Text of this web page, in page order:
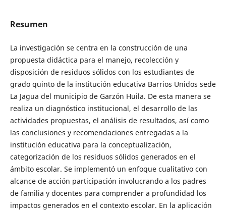
Resumen
La investigación se centra en la construcción de una
propuesta didáctica para el manejo, recolección y
disposición de residuos sólidos con los estudiantes de
grado quinto de la institución educativa Barrios Unidos sede
La Jagua del municipio de Garzón Huila. De esta manera se
realiza un diagnóstico institucional, el desarrollo de las
actividades propuestas, el análisis de resultados, así como
las conclusiones y recomendaciones entregadas a la
institución educativa para la conceptualización,
categorización de los residuos sólidos generados en el
ámbito escolar. Se implementó un enfoque cualitativo con
alcance de acción participación involucrando a los padres
de familia y docentes para comprender a profundidad los
impactos generados en el contexto escolar. En la aplicación